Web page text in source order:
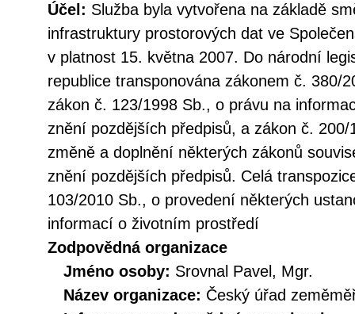
Účel: Služba byla vytvořena na základě
infrastruktury prostorových dat ve
v platnost 15. května 2007. Do národní
republice transponována zákonem č. 380/
zákon č. 123/1998 Sb., o právu na
znění pozdějších předpisů, a zákon č.
změně a doplnění některých zákonů
znění pozdějších předpisů. Celá
103/2010 Sb., o provedení některých
informací o životním prostředí
Zodpovědná organizace
Jméno osoby: Srovnal Pavel, Mgr.
Název organizace: Český úřad